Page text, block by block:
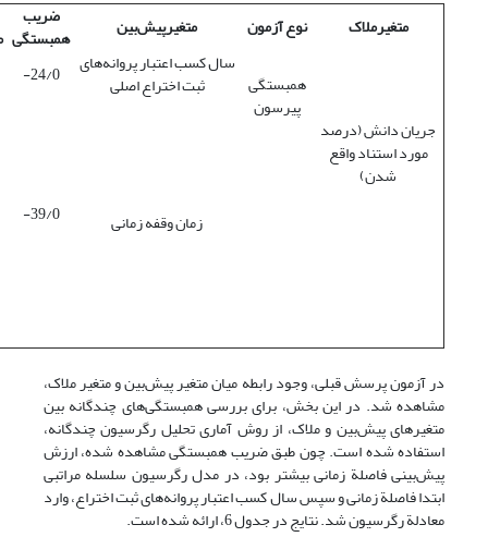
متغیرملاک
نوع آزمون متغیرپیش‌بین ضریب
همبستگی
جریان دانش (درصد
مورد استناد واقع
شدن)
همبستگی
پیرسون
سال کسب اعتبار پروانه‌های
ثبت اختراع اصلی 24/0-
زمان وقفه زمانی 39/0-
در آزمون پرسش قبلی، وجود رابطه میان متغیر پیش‌بین و متغیر ملاک،
مشاهده شد. در این بخش، برای بررسی همبستگی‌های چندگانه بین
متغیرهای پیش‌بین و ملاک، از روش آماری تحلیل رگرسیون چندگانه،
استفاده شده است. چون طبق ضریب همبستگی مشاهده شده، ارزش
پیش‌بینی فاصلة زمانی بیشتر بود، در مدل رگرسیون سلسله مراتبی
ابتدا فاصلة زمانی و سپس سال کسب اعتبار پروانه‌های ثبت اختراع، وارد
معادلة رگرسیون شد. نتایج در جدول 6، ارائه شده است.